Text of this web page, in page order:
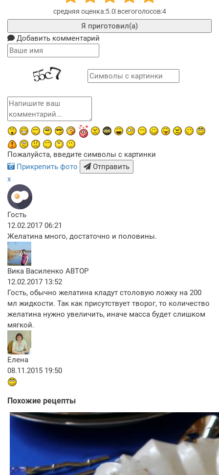
5.0 4
Я приготовил(а)
Добавить комментарий
Пожалуйста, введите символы с картинки
Прикрепить фото
Отправить
x
Гость
12.02.2017 06:21
Желатина много, достаточно и половины.
Вика Василенко АВТОР
12.02.2017 13:52
Гость, обычно желатина кладут столовую ложку на 200
мл жидкости. Так как присутствует творог, то количество
желатина нужно увеличить, иначе масса будет слишком
мягкой.
Елена
08.11.2015 19:50
Похожие рецепты